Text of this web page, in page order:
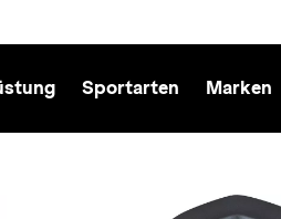
Sportarten Marken